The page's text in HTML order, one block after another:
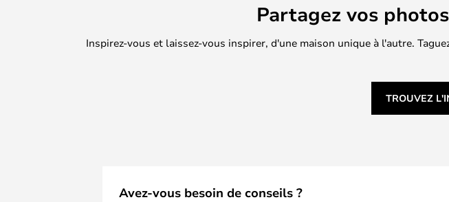
bougies, des fruits, des objets décoratifs ou encore pour les
nombreux objets pratiques du quotidien tels que les clés, les
portefeuilles, etc.
forme et de nuance de couleur peuvent apparaître. Cela fait
Partagez vos
Inspirez-vous et laissez-vous inspirer, d'une maison unique à l'autre.
TROUVEZ
Avez-vous besoin de conseils ?